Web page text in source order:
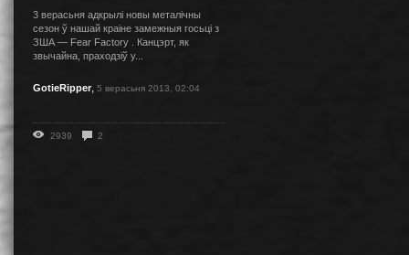
3 верасьня адкрылі новы металічны
сезон ў нашай краіне замежныя госьці з
ЗША — Fear Factory . Канцэрт, як
звычайна, праходзіў у...
GotieRipper, 5 верасьня 2013, 02:04
2939 2